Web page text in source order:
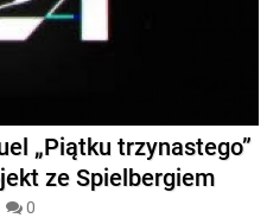
„Piątku trzynastego”
ze Spielbergiem
0